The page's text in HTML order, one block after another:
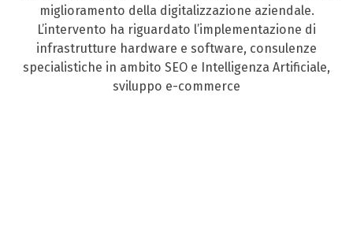
miglioramento della digitalizzazione aziendale.
L’intervento ha riguardato l’implementazione di
infrastrutture hardware e software, consulenze
specialistiche in ambito SEO e Intelligenza Artificiale,
sviluppo e-commerce